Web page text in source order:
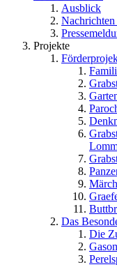
Ausblick
Projekte
Das
Die